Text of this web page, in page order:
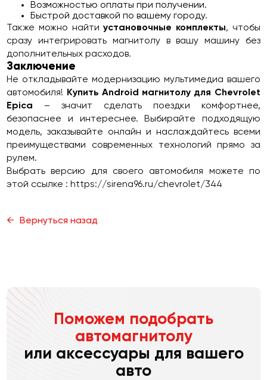
Возможностью оплаты при получении.
Быстрой доставкой по вашему городу.
Также можно найтиустановочные комплекты, чтобы
сразу интегрировать магнитолу в вашу машину без
дополнительных расходов.
Заключение
Не откладывайте модернизацию мультимедиа вашего
автомобиля!
Купить Android магнитолу для Chevrolet
Epica – значит сделать поездки комфортнее,
безопаснее и интереснее. Выбирайте подходящую
модель, заказывайте онлайн и наслаждайтесь всеми
преимуществами современных технологий прямо за
рулем.
Выбрать версию для своего автомобиля можете по
этой ссылке : https://sirena96.ru/chevrolet/344
Вернуться назад
Поможем подобрать
автомагнитолу
или аксессуары для вашего
авто